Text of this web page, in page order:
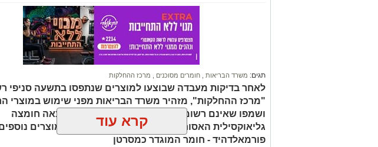
תגים: משרד הבריאות חומרים מסוכנים מרכז ההחלקות
לאחר בדיקות מעבדה שבוצעו למוצרים שנתפסו בתשעה סניפי
"מרכז ההחלקות", מזהיר משרד הבריאות מפני שימוש במוצרי
ושמפו שאינם רשומים כחוק. בחלק מהמוצרים נמצאה חומצה
גליאוקסילית האסורה לשימוש בהחלקות שיער, ובמוצרים
פורמאלדהיד - חומר המוגדר כמסרטן
קרא עוד